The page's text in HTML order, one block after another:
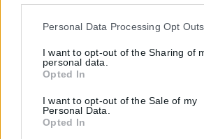
Please note that this website/app uses
but not limited to your visit or usage
click to grant or deny consent to
tags to use your data for below
Google consent section.
Personal Data Processing Opt Outs
I want to opt-out of the Sharing of
personal data.
Opted In
I want to opt-out of the Sale of my
Personal Data.
Opted In